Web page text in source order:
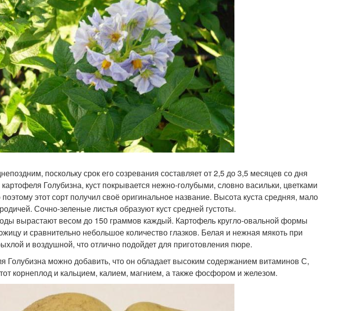
поскольку срок его созревания составляет от 2,5 до 3,5 месяцев со дня
Голубизна, куст покрывается нежно-голубыми, словно васильки, цветками
этот сорт получил своё оригинальное название. Высота куста средняя, мало
Сочно-зеленые листья образуют куст средней густоты.
вырастают весом до 150 граммов каждый. Картофель кругло-овальной формы
и сравнительно небольшое количество глазков. Белая и нежная мякоть при
и воздушной, что отлично подойдет для приготовления пюре.
Голубизна можно добавить, что он обладает высоким содержанием витаминов С,
корнеплод и кальцием, калием, магнием, а также фосфором и железом.